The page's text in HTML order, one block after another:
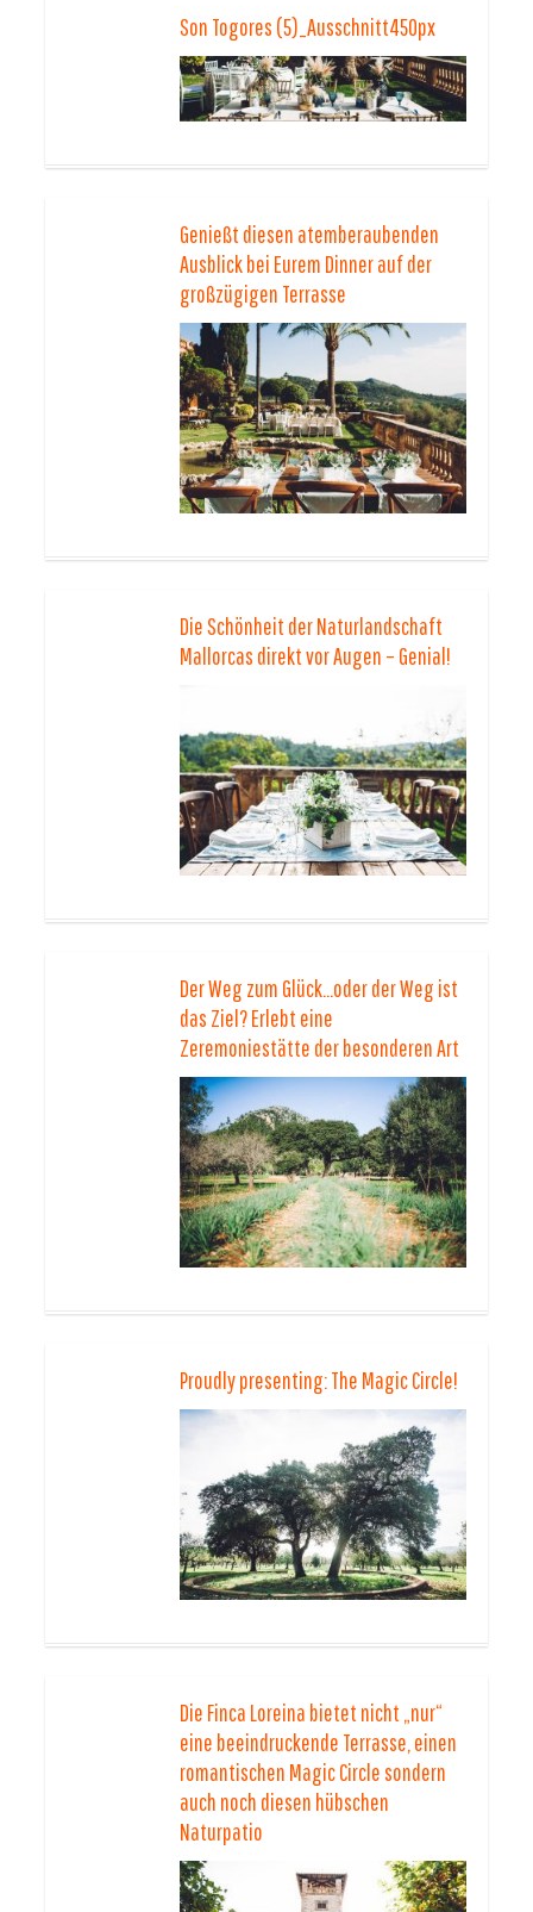
Son Togores (5)_Ausschnitt450px
Genießt diesen atemberaubenden
Ausblick bei Eurem Dinner auf der
großzügigen Terrasse
Die Schönheit der Naturlandschaft
Mallorcas direkt vor Augen – Genial!
Der Weg zum Glück…oder der Weg ist
das Ziel? Erlebt eine
Zeremoniestätte der besonderen Art
Proudly presenting: The Magic Circle!
Die Finca Loreina bietet nicht „nur“
eine beeindruckende Terrasse, einen
romantischen Magic Circle sondern
auch noch diesen hübschen
Naturpatio